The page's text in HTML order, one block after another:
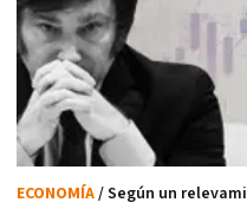
ECONOMÍA/ Según un